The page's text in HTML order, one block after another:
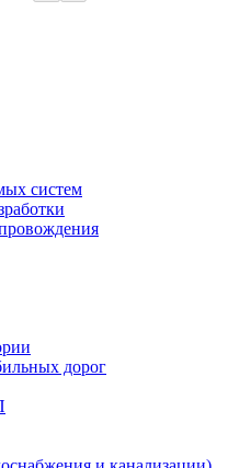
систем
дорог